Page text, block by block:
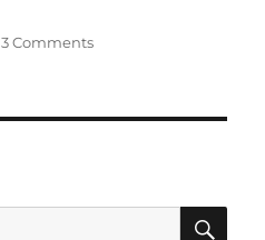
3 Commentson